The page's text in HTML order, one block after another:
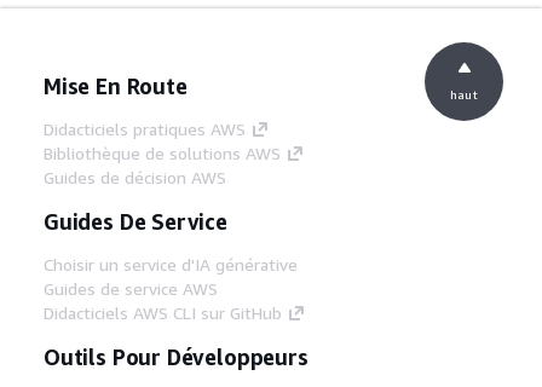
Mise En Route
Didacticiels pratiques AWS
Bibliothèque de solutions AWS
Guides de décision AWS
Guides De Service
Choisir un service d'IA générative
Guides de service AWS
Didacticiels AWS CLI sur GitHub
Outils Pour Développeurs
haut